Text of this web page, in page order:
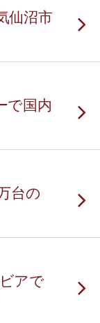
仙沼市
で国内
台の
アで